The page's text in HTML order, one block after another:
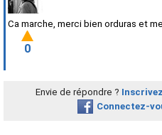
Ca marche, merci bien orduras et
0
Envie de répondre ?
Connectez-